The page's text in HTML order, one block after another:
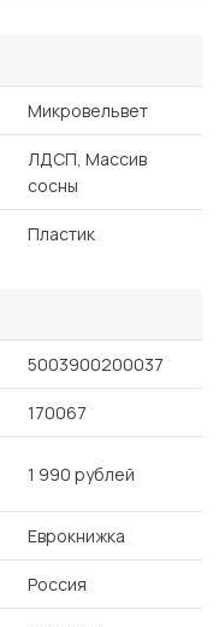
Микровельвет
ЛДСП, Массив
сосны
Пластик
5003900200037
170067
1 990 рублей
Еврокнижка
Россия